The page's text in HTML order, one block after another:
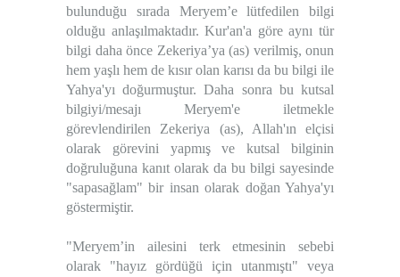
bulunduğu sırada Meryem’e lütfedilen bilgi
olduğu anlaşılmaktadır. Kur'an'a göre aynı tür
bilgi daha önce Zekeriya’ya (as) verilmiş, onun
hem yaşlı hem de kısır olan karısı da bu bilgi ile
Yahya'yı doğurmuştur. Daha sonra bu kutsal
bilgiyi/mesajı Meryem'e iletmekle
görevlendirilen Zekeriya (as), Allah'ın elçisi
olarak görevini yapmış ve kutsal bilginin
doğruluğuna kanıt olarak da bu bilgi sayesinde
"sapasağlam" bir insan olarak doğan Yahya'yı
göstermiştir.
"Meryem’in ailesini terk etmesinin sebebi
olarak "hayız gördüğü için utanmıştı" veya